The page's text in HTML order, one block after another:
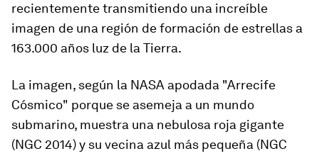
recientemente transmitiendo una increíble
imagen de una región de formación de estrellas a
163.000 años luz de la Tierra.
La imagen, según la NASA apodada "Arrecife
Cósmico" porque se asemeja a un mundo
submarino, muestra una nebulosa roja gigante
(NGC 2014) y su vecina azul más pequeña (NGC